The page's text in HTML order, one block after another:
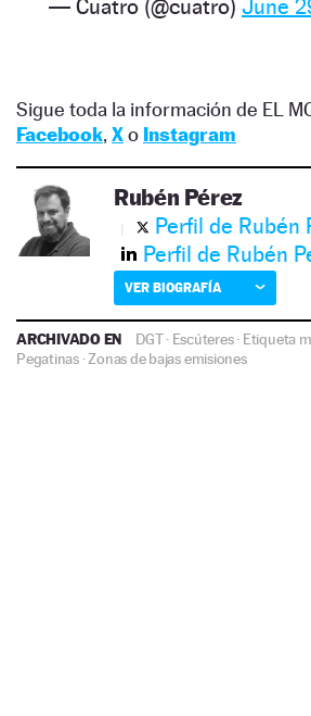
— Cuatro (@cuatro) June
Sigue toda la información de EL
Facebook, Xo Instagram
Rubén Pérez
Perfil de Rubén
Perfil de Rubén
VER BIOGRAFÍA
ARCHIVADO EN DGT· Escúteres· Etiqueta
Pegatinas·Zonas de bajas emisiones